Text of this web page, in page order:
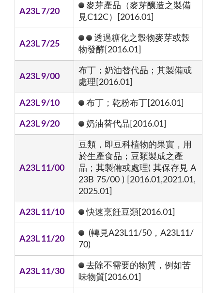
A23L 7/20
麥芽產品（麥芽釀造之製備
見C12C）[2016.01]
A23L 7/25
透過糖化之穀物麥芽或穀
物發酵[2016.01]
A23L 9/00
布丁；奶油替代品；其製備或
處理[2016.01]
A23L 9/10 布丁；乾粉布丁[2016.01]
A23L 9/20 奶油替代品[2016.01]
A23L 11/00
豆類，即豆科植物的果實，用
於生產食品；豆類製成之產
品；其製備或處理( 其保存見 A
23B 75/00 ) [2016.01,2021.01,
2025.01]
A23L 11/10 快速烹飪豆類[2016.01]
A23L 11/20
(轉見A23L11/50，A23L11/
70)
A23L 11/30
去除不需要的物質，例如苦
味物質[2016.01]